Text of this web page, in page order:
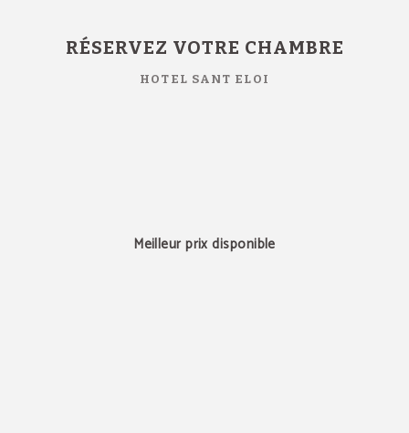
RÉSERVEZ VOTRE CHAMBRE
HOTEL SANT ELOI
Meilleur prix disponible